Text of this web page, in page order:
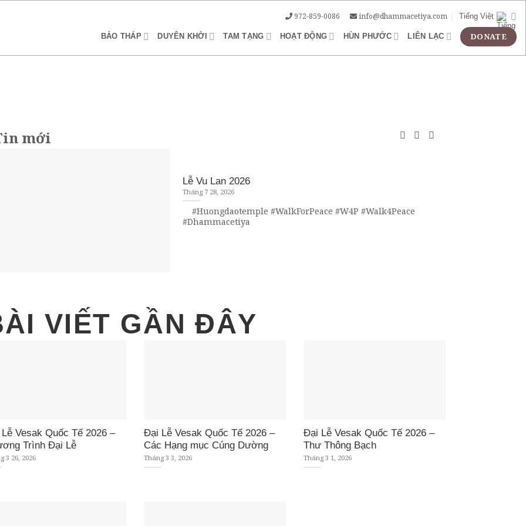
972-859-0086 info@dhammacetiya.com Tiếng Việt
BẢO THÁP DUYÊN KHỞI TAM TẠNG HOẠT ĐỘNG HÙN PHƯỚC LIÊN LẠC
mới
Lễ Vu Lan 2026
Tháng 7 28, 2026
#Huongdaotemple #WalkForPeace #W4P #Walk4Peace
#Dhammacetiya
VIẾT GẦN ĐÂY
Vesak Quốc Tế 2026 –
Trình Đại Lễ
3 26, 2026
Đại Lễ Vesak Quốc Tế 2026 –
Các Hạng mục Cúng Dường
Tháng 3 3, 2026
Đại Lễ Vesak Quốc Tế 2026 –
Thư Thông Bạch
Tháng 3 1, 2026